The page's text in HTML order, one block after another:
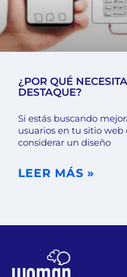
¿POR QUÉ
DESTAQUE?
Si estás buscando
usuarios en tu sitio web
considerar un diseño
LEER MÁS »